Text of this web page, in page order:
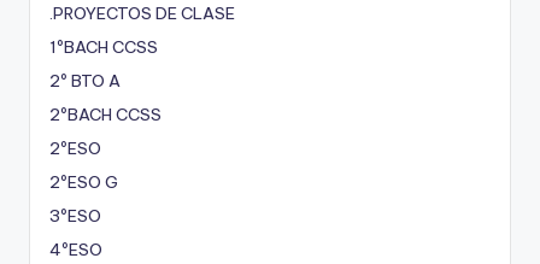
.PROYECTOS DE CLASE
1ºBACH CCSS
2º BTO A
2ºBACH CCSS
2ºESO
2ºESO G
3ºESO
4ºESO